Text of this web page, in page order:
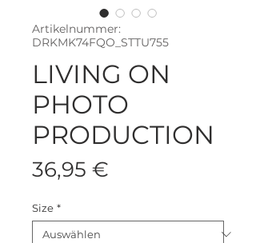
Artikelnummer:
DRKMK74FQO_STTU755
LIVING ON
PHOTO
PRODUCTION
36,95 €
Size *